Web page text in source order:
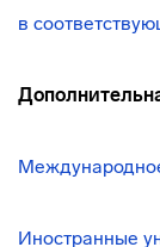
в
Иностранные